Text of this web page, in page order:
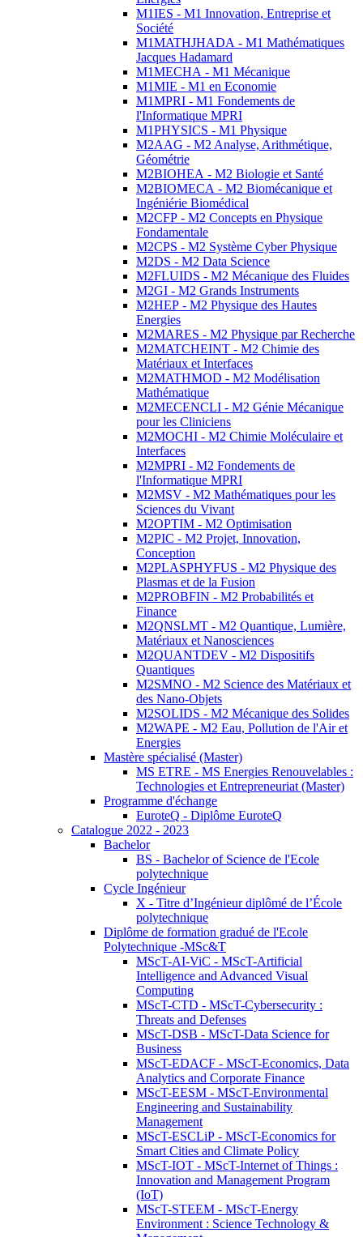
M1IES - M1 Innovation, Entreprise et
Société
M1MATHJHADA - M1 Mathématiques
Jacques Hadamard
M1MECHA - M1 Mécanique
M1MIE - M1 en Economie
M1MPRI - M1 Fondements de
l'Informatique MPRI
M1PHYSICS - M1 Physique
M2AAG - M2 Analyse, Arithmétique,
Géométrie
M2BIOHEA - M2 Biologie et Santé
M2BIOMECA - M2 Biomécanique et
Ingéniérie Biomédical
M2CFP - M2 Concepts en Physique
Fondamentale
M2CPS - M2 Système Cyber Physique
M2DS - M2 Data Science
M2FLUIDS - M2 Mécanique des Fluides
M2GI - M2 Grands Instruments
M2HEP - M2 Physique des Hautes
Energies
M2MARES - M2 Physique par Recherche
M2MATCHEINT - M2 Chimie des
Matériaux et Interfaces
M2MATHMOD - M2 Modélisation
Mathématique
M2MECENCLI - M2 Génie Mécanique
pour les Cliniciens
M2MOCHI - M2 Chimie Moléculaire et
Interfaces
M2MPRI - M2 Fondements de
l'Informatique MPRI
M2MSV - M2 Mathématiques pour les
Sciences du Vivant
M2OPTIM - M2 Optimisation
M2PIC - M2 Projet, Innovation,
Conception
M2PLASPHYFUS - M2 Physique des
Plasmas et de la Fusion
M2PROBFIN - M2 Probabilités et
Finance
M2QNSLMT - M2 Quantique, Lumière,
Matériaux et Nanosciences
M2QUANTDEV - M2 Dispositifs
Quantiques
M2SMNO - M2 Science des Matériaux et
des Nano-Objets
M2SOLIDS - M2 Mécanique des Solides
M2WAPE - M2 Eau, Pollution de l'Air et
Energies
Mastère spécialisé (Master)
MS ETRE - MS Energies Renouvelables :
Technologies et Entrepreneuriat (Master)
Programme d'échange
EuroteQ - Diplôme EuroteQ
Catalogue 2022 - 2023
Bachelor
BS - Bachelor of Science de l'Ecole
polytechnique
Cycle Ingénieur
X - Titre d’Ingénieur diplômé de l’École
polytechnique
Diplôme de formation gradué de l'Ecole
Polytechnique -MSc&T
MScT-AI-ViC - MScT-Artificial
Intelligence and Advanced Visual
Computing
MScT-CTD - MScT-Cybersecurity :
Threats and Defenses
MScT-DSB - MScT-Data Science for
Business
MScT-EDACF - MScT-Economics, Data
Analytics and Corporate Finance
MScT-EESM - MScT-Environmental
Engineering and Sustainability
Management
MScT-ESCLiP - MScT-Economics for
Smart Cities and Climate Policy
MScT-IOT - MScT-Internet of Things :
Innovation and Management Program
(IoT)
MScT-STEEM - MScT-Energy
Environment : Science Technology &